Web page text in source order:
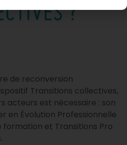
?
de reconversion
Transitions collectives,
acteurs est nécessaire : son
en Évolution Professionnelle
formation et Transitions Pro